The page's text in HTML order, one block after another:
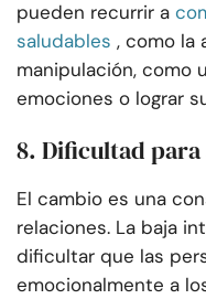
pueden recurrir a
saludables , como la
manipulación, como
emociones o lograr
8. Dificultad
El cambio es una
relaciones. La baja
dificultar que las
emocionalmente a